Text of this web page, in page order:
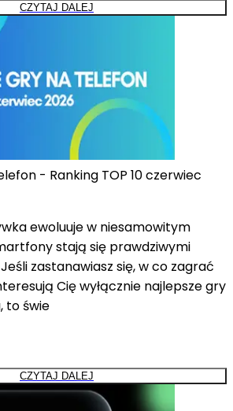
CZYTAJ DALEJ
- Ranking TOP 10 czerwiec
ewoluuje w niesamowitym
stają się prawdziwymi
zastanawiasz się, w co zagrać
Cię wyłącznie najlepsze gry
to świe
CZYTAJ DALEJ